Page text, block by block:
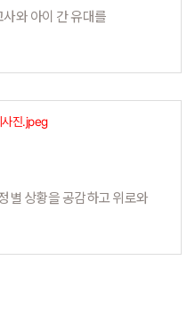
와 아이 간 유대를
별 상황을 공감하고 위로와